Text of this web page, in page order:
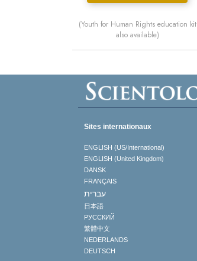
(Youth for Human Rights education kit
also available)
Sites internationaux
ENGLISH (US/International)
ENGLISH (United Kingdom)
DANSK
FRANÇAIS
עברית
日本語
РУССКИЙ
繁體中文
NEDERLANDS
DEUTSCH